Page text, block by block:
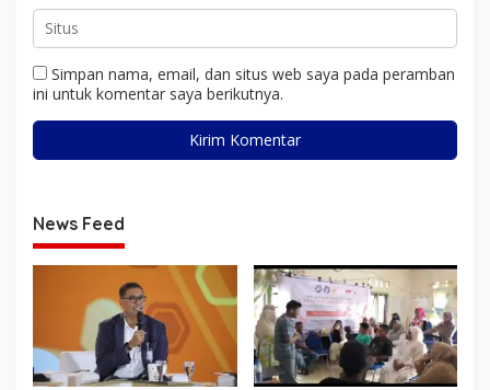
Simpan nama, email, dan situs web saya pada peramban
ini untuk komentar saya berikutnya.
News Feed